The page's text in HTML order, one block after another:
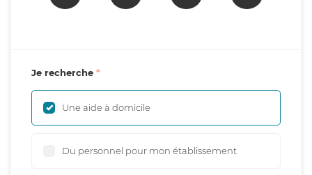
Je recherche
Une aide à domicile
Du personnel pour mon établissement